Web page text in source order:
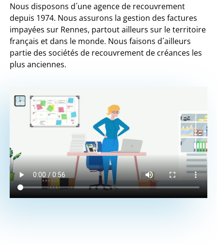
Nous disposons d´une agence de recouvrement
depuis 1974. Nous assurons la gestion des factures
impayées sur Rennes, partout ailleurs sur le territoire
français et dans le monde. Nous faisons d´ailleurs
partie des sociétés de recouvrement de créances les
plus anciennes.